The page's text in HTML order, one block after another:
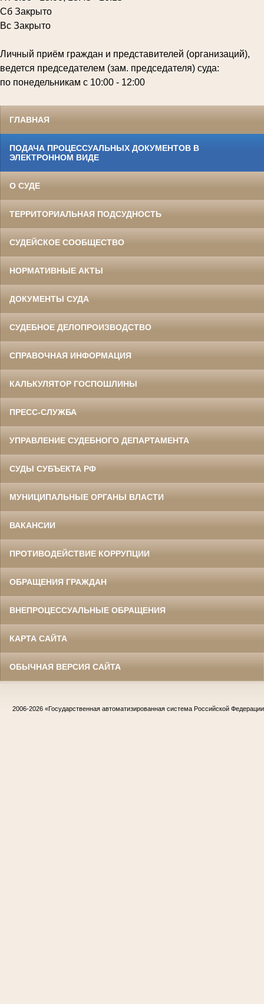
Сб Закрыто
Вс Закрыто
Личный приём граждан и представителей (организаций),
ведется председателем (зам. председателя) суда:
по понедельникам с 10:00 - 12:00
ГЛАВНАЯ
ПОДАЧА ПРОЦЕССУАЛЬНЫХ ДОКУМЕНТОВ В
ЭЛЕКТРОННОМ ВИДЕ
О СУДЕ
ТЕРРИТОРИАЛЬНАЯ ПОДСУДНОСТЬ
СУДЕЙСКОЕ СООБЩЕСТВО
НОРМАТИВНЫЕ АКТЫ
ДОКУМЕНТЫ СУДА
СУДЕБНОЕ ДЕЛОПРОИЗВОДСТВО
СПРАВОЧНАЯ ИНФОРМАЦИЯ
КАЛЬКУЛЯТОР ГОСПОШЛИНЫ
ПРЕСС-СЛУЖБА
УПРАВЛЕНИЕ СУДЕБНОГО ДЕПАРТАМЕНТА
СУДЫ СУБЪЕКТА РФ
МУНИЦИПАЛЬНЫЕ ОРГАНЫ ВЛАСТИ
ВАКАНСИИ
ПРОТИВОДЕЙСТВИЕ КОРРУПЦИИ
ОБРАЩЕНИЯ ГРАЖДАН
ВНЕПРОЦЕССУАЛЬНЫЕ ОБРАЩЕНИЯ
КАРТА САЙТА
ОБЫЧНАЯ ВЕРСИЯ САЙТА
2006-2026 «Государственная автоматизированная система Российской